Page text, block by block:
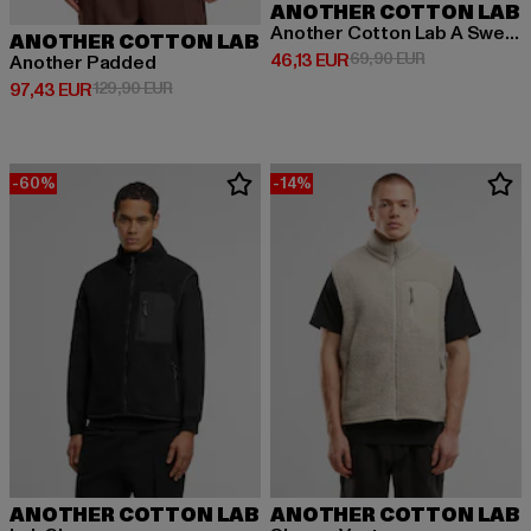
ANOTHER COTTON LAB
Another Padded
97,43 EUR
Prix courant: 97,43 EUR
129,90 EURPrix en promotion: 129,90 EUR
ANOTHER COTTON LAB
Another Cotton Lab A Sweater Vest
46,13 EUR
Prix courant: 46,13 EUR
69,90 EURPrix en
-60%
ANOTHER COTTON LAB
-14%
ANOTHER COTTON LAB